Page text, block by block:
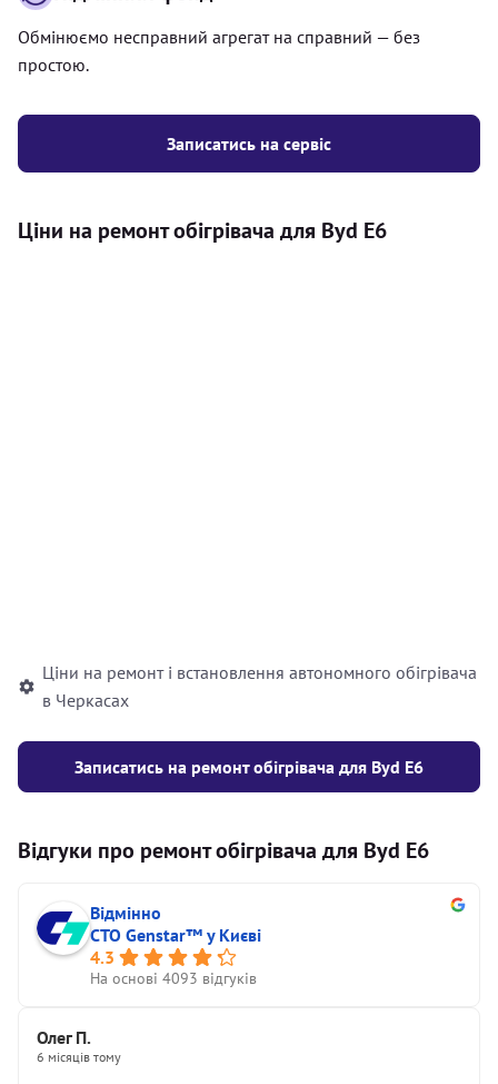
Записатись на сервіс
Обмінюємо несправний агрегат на справний — без
простою.
Ціни на ремонт обігрівача для Byd E6
Ціни на ремонт і встановлення автономного обігрівача
в Черкасах
Записатись на ремонт обігрівача для Byd E6
Відгуки про ремонт обігрівача для Byd E6
Відмінно
СТО Genstar™ у Києві
4.3
На основі 4093 відгуків
Олег П.
6 місяців тому